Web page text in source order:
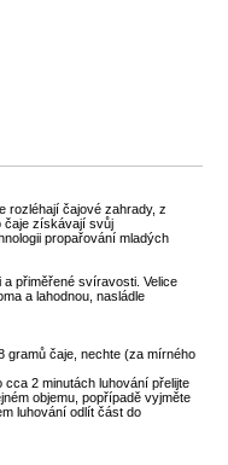
rozléhají čajové zahrady, z
čaje získávají svůj
propařování mladých
přiměřené svíravosti. Velice
a lahodnou, nasládle
gramů čaje, nechte (za mírného
cca 2 minutách luhování přelijte
objemu, popřípadě vyjměte
luhování odlít část do